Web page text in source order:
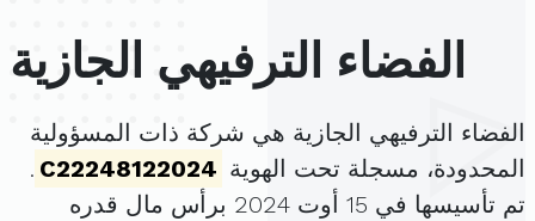
الفضاء الترفيهي الجازية
الفضاء الترفيهي الجازية هي شركة ذات المسؤولية
المحدودة، مسجلة تحت الهوية C22248122024
.
تم تأسيسها في 15 أوت 2024 برأس مال قدره